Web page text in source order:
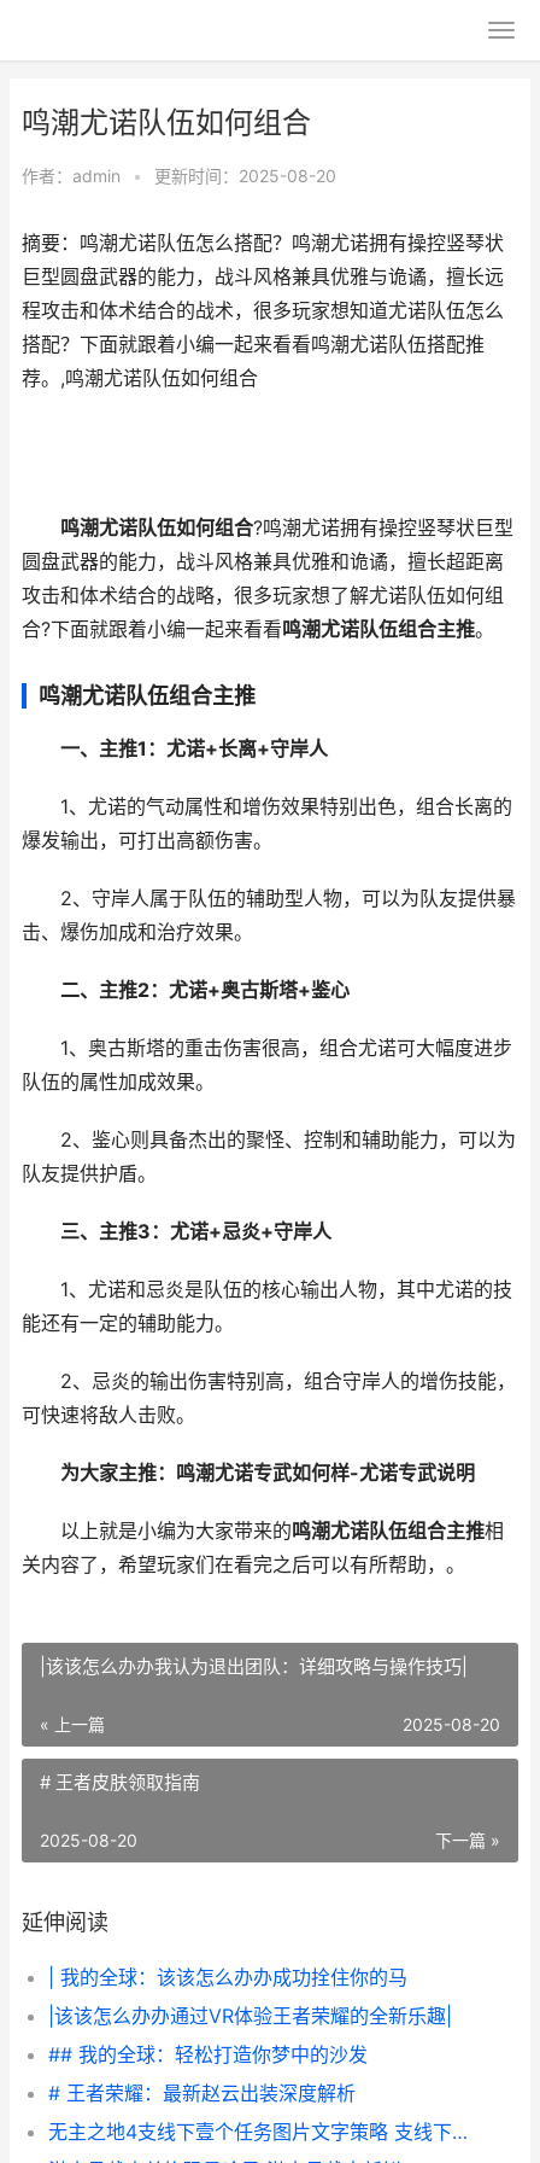
鸣潮尤诺队伍如何组合
作者： admin • 更新时间：2025-08-20
摘要：鸣潮尤诺队伍怎么搭配？鸣潮尤诺拥有操控竖琴状
巨型圆盘武器的能力，战斗风格兼具优雅与诡谲，擅长远
程攻击和体术结合的战术，很多玩家想知道尤诺队伍怎么
搭配？下面就跟着小编一起来看看鸣潮尤诺队伍搭配推
荐。,鸣潮尤诺队伍如何组合
鸣潮尤诺队伍如何组合?鸣潮尤诺拥有操控竖琴状巨型
圆盘武器的能力，战斗风格兼具优雅和诡谲，擅长超距离
攻击和体术结合的战略，很多玩家想了解尤诺队伍如何组
合?下面就跟着小编一起来看看鸣潮尤诺队伍组合主推。
鸣潮尤诺队伍组合主推
一、主推1：尤诺+长离+守岸人
1、尤诺的气动属性和增伤效果特别出色，组合长离的
爆发输出，可打出高额伤害。
2、守岸人属于队伍的辅助型人物，可以为队友提供暴
击、爆伤加成和治疗效果。
二、主推2：尤诺+奥古斯塔+鉴心
1、奥古斯塔的重击伤害很高，组合尤诺可大幅度进步
队伍的属性加成效果。
2、鉴心则具备杰出的聚怪、控制和辅助能力，可以为
队友提供护盾。
三、主推3：尤诺+忌炎+守岸人
1、尤诺和忌炎是队伍的核心输出人物，其中尤诺的技
能还有一定的辅助能力。
2、忌炎的输出伤害特别高，组合守岸人的增伤技能，
可快速将敌人击败。
为大家主推：鸣潮尤诺专武如何样-尤诺专武说明
以上就是小编为大家带来的鸣潮尤诺队伍组合主推相
关内容了，希望玩家们在看完之后可以有所帮助，。
|该该怎么办办我认为退出团队：详细攻略与操作技巧|
« 上一篇 2025-08-20
# 王者皮肤领取指南
下一篇 »
2025-08-20
延伸阅读
| 我的全球：该该怎么办办成功拴住你的马
|该该怎么办办通过VR体验王者荣耀的全新乐趣|
## 我的全球：轻松打造你梦中的沙发
# 王者荣耀：最新赵云出装深度解析
无主之地4支线下壹个任务图片文字策略 支线下壹个任务如何做 无主之地4支线任务